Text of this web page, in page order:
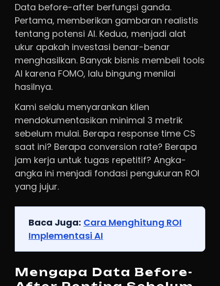
Data before-after berfungsi ganda.
Pertama, memberikan gambaran realistis
tentang potensi AI. Kedua, menjadi alat
ukur apakah investasi benar-benar
menghasilkan. Banyak bisnis membeli tools
AI karena FOMO, lalu bingung menilai
hasilnya.
Kami selalu menyarankan klien
mendokumentasikan minimal 3 metrik
sebelum mulai. Berapa response time CS
saat ini? Berapa conversion rate? Berapa
jam kerja untuk tugas repetitif? Angka-
angka ini menjadi fondasi pengukuran ROI
yang jujur.
Baca Juga: Cara Menghitung ROI
Implementasi AI
Mengapa Data Before-